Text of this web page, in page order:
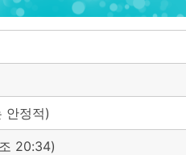
안정적)
20:34)